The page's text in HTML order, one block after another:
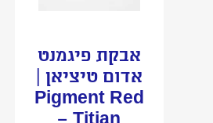
אבקת פיגמנט
אדום טיציאן |
Pigment Red